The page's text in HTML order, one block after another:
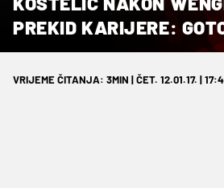
PREKID KARIJERE:
VRIJEME ČITANJA: 3MIN | ČET. 12.01.17. |